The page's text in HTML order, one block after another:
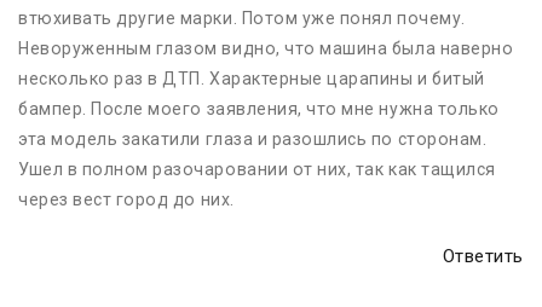
втюхивать другие марки. Потом уже понял почему.
Неворуженным глазом видно, что машина была наверно
несколько раз в ДТП. Характерные царапины и битый
бампер. После моего заявления, что мне нужна только
эта модель закатили глаза и разошлись по сторонам.
Ушел в полном разочаровании от них, так как тащился
через вест город до них.
Ответить